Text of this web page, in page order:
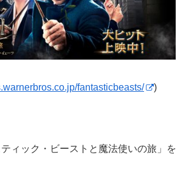
fantasticbeasts/ )
ィック・ビーストと魔法使いの旅」を